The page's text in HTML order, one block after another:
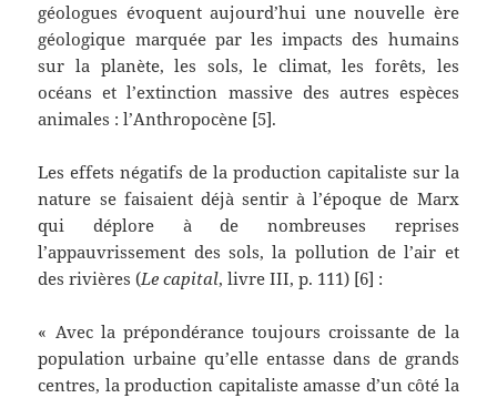
géologues évoquent aujourd’hui une nouvelle ère
géologique marquée par les impacts des humains
sur la planète, les sols, le climat, les forêts, les
océans et l’extinction massive des autres espèces
animales : l’Anthropocène [5].
Les effets négatifs de la production capitaliste sur la
nature se faisaient déjà sentir à l’époque de Marx
qui déplore à de nombreuses reprises
l’appauvrissement des sols, la pollution de l’air et
des rivières (Le capital, livre III, p. 111) [6] :
« Avec la prépondérance toujours croissante de la
population urbaine qu’elle entasse dans de grands
centres, la production capitaliste amasse d’un côté la